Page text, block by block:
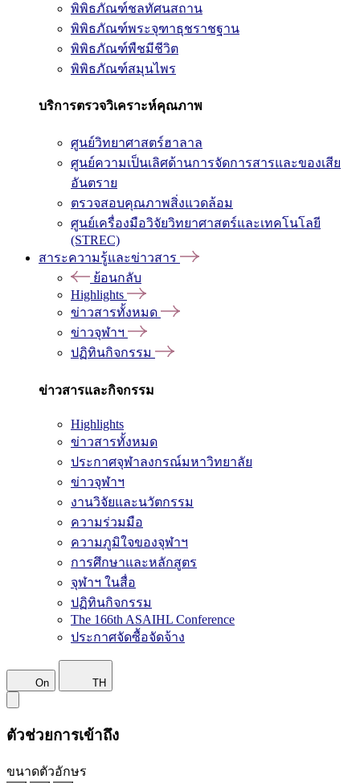
พิพิธภัณฑ์ชลทัศนสถาน
พิพิธภัณฑ์พระจุฑาธุชราชฐาน
พิพิธภัณฑ์พืชมีชีวิต
พิพิธภัณฑ์สมุนไพร
บริการตรวจวิเคราะห์คุณภาพ
ศูนย์วิทยาศาสตร์ฮาลาล
ศูนย์ความเป็นเลิศด้านการจัดการสารและของเสีย
อันตราย
ตรวจสอบคุณภาพสิ่งแวดล้อม
ศูนย์เครื่องมือวิจัยวิทยาศาสตร์และเทคโนโลยี
(STREC)
สาระความรู้และข่าวสาร
ย้อนกลับ
Highlights
ข่าวสารทั้งหมด
ข่าวจุฬาฯ
ปฏิทินกิจกรรม
ข่าวสารและกิจกรรม
Highlights
ข่าวสารทั้งหมด
ประกาศจุฬาลงกรณ์มหาวิทยาลัย
ข่าวจุฬาฯ
งานวิจัยและนวัตกรรม
ความร่วมมือ
ความภูมิใจของจุฬาฯ
การศึกษาและหลักสูตร
จุฬาฯ ในสื่อ
ปฏิทินกิจกรรม
The 166th ASAIHL Conference
ประกาศจัดซื้อจัดจ้าง
On TH
ตัวช่วยการเข้าถึง
ขนาดตัวอักษร